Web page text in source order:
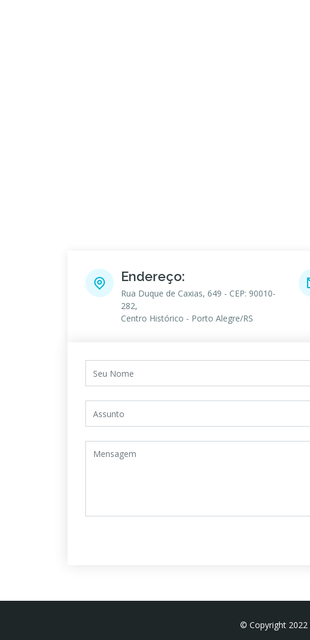
Endereço:
Rua Duque de Caxias, 649 - CEP: 90010-
282,
Centro Histórico - Porto Alegre/RS
© Copyright 2022